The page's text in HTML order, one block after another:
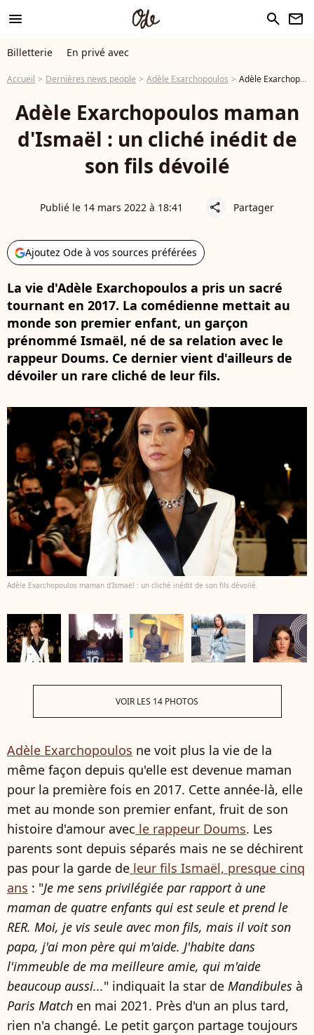
menu search newsletter
Billetterie En privé avec
Accueil Dernières news people Adèle Exarchopoulos Adèle Exarchopoulos maman d'Ismaël : un cliché inédit de son fils dévoilé
Adèle Exarchopoulos maman
d'Ismaël : un cliché inédit de
son fils dévoilé
Publié le 14 mars 2022 à 18:41 share Partager
Ajoutez Ode à vos sources préférées
La vie d'Adèle Exarchopoulos a pris un sacré
tournant en 2017. La comédienne mettait au
monde son premier enfant, un garçon
prénommé Ismaël, né de sa relation avec le
rappeur Doums. Ce dernier vient d'ailleurs de
dévoiler un rare cliché de leur fils.
Adèle Exarchopoulos maman d'Ismaël : un cliché inédit de son fils dévoilé
VOIR LES 14 PHOTOS
Adèle Exarchopoulos ne voit plus la vie de la
même façon depuis qu'elle est devenue maman
pour la première fois en 2017. Cette année-là, elle
met au monde son premier enfant, fruit de son
histoire d'amour avec le rappeur Doums. Les
parents sont depuis séparés mais ne se déchirent
pas pour la garde de leur fils Ismaël, presque cinq
ans : "Je me sens privilégiée par rapport à une
maman de quatre enfants qui est seule et prend le
RER. Moi, je vis seule avec mon fils, mais il voit son
papa, j'ai mon père qui m'aide. J'habite dans
l'immeuble de ma meilleure amie, qui m'aide
beaucoup aussi..." indiquait la star de Mandibules à
Paris Match en mai 2021. Près d'un an plus tard,
rien n'a changé. Le petit garçon partage toujours